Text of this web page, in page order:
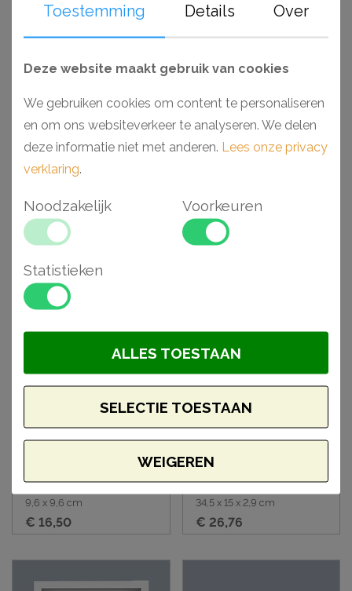
Orac W100 wandtegel
25,8 x 15 x 2,9 cm
Orac W102 wandtegel
33,3 x 33,3 x 2,5 cm
deuromlijsting rozet
9,6 x 9,6 cm
€ 16,50
Orac W101 wandtegel
34,5 x 15 x 2,9 cm
€ 26,76
Toestemming Details Over
Deze website maakt gebruik van cookies
We gebruiken cookies om content te personaliseren
en om ons websiteverkeer te analyseren. We delen
deze informatie niet met anderen. Lees onze privacy
verklaring.
Noodzakelijk Voorkeuren
Statistieken
WEIGEREN
SELECTIE TOESTAAN
ALLES TOESTAAN